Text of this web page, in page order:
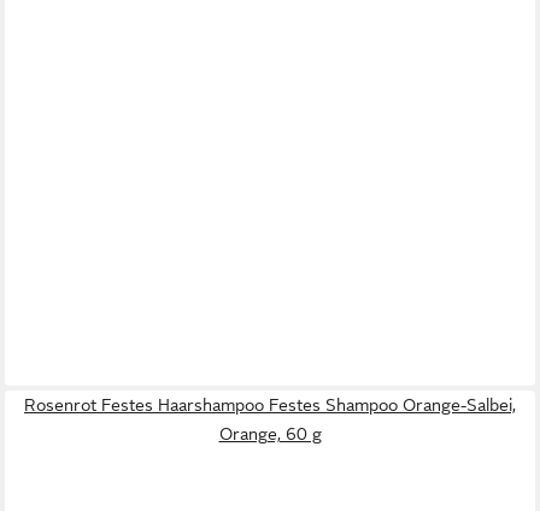
Rosenrot Festes Haarshampoo Festes Shampoo Orange-Salbei,
Orange, 60 g